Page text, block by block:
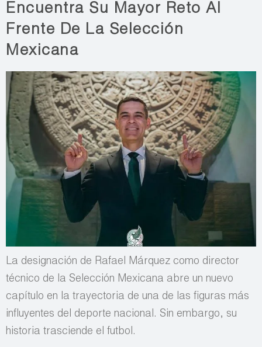
Encuentra Su Mayor Reto Al
Frente De La Selección
Mexicana
La designación de Rafael Márquez como director
técnico de la Selección Mexicana abre un nuevo
capítulo en la trayectoria de una de las figuras más
influyentes del deporte nacional. Sin embargo, su
historia trasciende el futbol.